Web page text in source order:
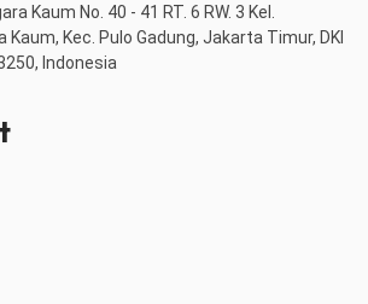
Kaum No. 40 - 41 RT. 6 RW. 3 Kel.
Kaum, Kec. Pulo Gadung, Jakarta Timur, DKI
Indonesia